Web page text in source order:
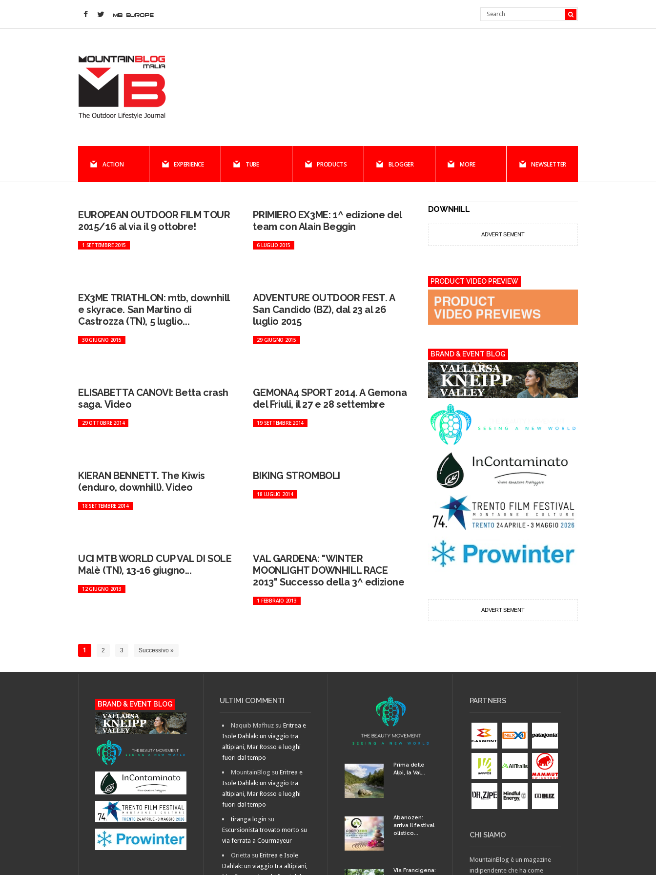
MB EUROPE
ACTION EXPERIENCE TUBE PRODUCTS BLOGGER MORE NEWSLETTER
EUROPEAN OUTDOOR FILM TOUR
2015/16 al via il 9 ottobre!
1 SETTEMBRE 2015
PRIMIERO EX3ME: 1^ edizione del
team con Alain Beggin
6 LUGLIO 2015
EX3ME TRIATHLON: mtb, downhill
e skyrace. San Martino di
Castrozza (TN), 5 luglio...
30 GIUGNO 2015
ADVENTURE OUTDOOR FEST. A
San Candido (BZ), dal 23 al 26
luglio 2015
29 GIUGNO 2015
ELISABETTA CANOVI: Betta crash
saga. Video
29 OTTOBRE 2014
GEMONA4 SPORT 2014. A Gemona
del Friuli, il 27 e 28 settembre
19 SETTEMBRE 2014
KIERAN BENNETT. The Kiwis
(enduro, downhill). Video
18 SETTEMBRE 2014
BIKING STROMBOLI
18 LUGLIO 2014
UCI MTB WORLD CUP VAL DI SOLE
Malè (TN), 13-16 giugno...
12 GIUGNO 2013
VAL GARDENA: "WINTER
MOONLIGHT DOWNHILL RACE
2013" Successo della 3^ edizione
1 FEBBRAIO 2013
1 2 3 Successivo »
DOWNHILL
ADVERTISEMENT
PRODUCT VIDEO PREVIEW
BRAND & EVENT BLOG
ADVERTISEMENT
BRAND & EVENT BLOG ULTIMI COMMENTI
Naquib Mafhuz suEritrea e
Isole Dahlak: un viaggio tra
altipiani, Mar Rosso e luoghi
fuori dal tempo
MountainBlog suEritrea e
Isole Dahlak: un viaggio tra
altipiani, Mar Rosso e luoghi
fuori dal tempo
tiranga login su
Escursionista trovato morto su
via ferrata a Courmayeur
Orietta suEritrea e Isole
Dahlak: un viaggio tra altipiani,
Prima delle
Alpi, la Val...
Abanozen:
arriva il festival
olistico...
Via Francigena:
PARTNERS
CHI SIAMO
MountainBlog è un magazine
indipendente che ha come